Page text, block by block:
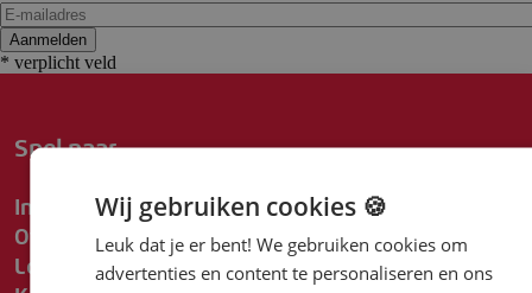
E-
mailadres
*
Aanmelden
* verplicht veld
Snel naar
Inschrijven
Over Driessen
Locaties
Wij gebruiken cookies 🍪
Leuk dat je er bent! We gebruiken cookies om
advertenties en content te personaliseren en ons